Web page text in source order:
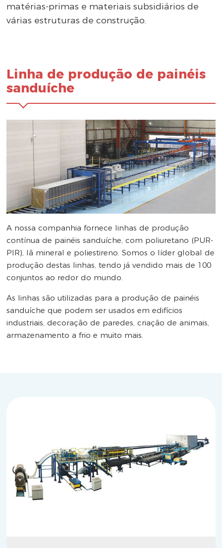
matérias-primas e materiais subsidiários de
várias estruturas de construção.
Linha de produção de painéis
sanduíche
A nossa companhia fornece linhas de produção
contínua de painéis sanduíche, com poliuretano (PUR-
PIR), lã mineral e poliestireno. Somos o líder global de
produção destas linhas, tendo já vendido mais de 100
conjuntos ao redor do mundo.
As linhas são utilizadas para a produção de painéis
sanduíche que podem ser usados em edifícios
industriais, decoração de paredes, criação de animais,
armazenamento a frio e muito mais.